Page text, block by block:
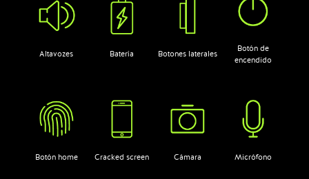
Altavozes Batería Botones laterales
Botón de
encendido
Botón home Cracked screen Cámara Micrófono